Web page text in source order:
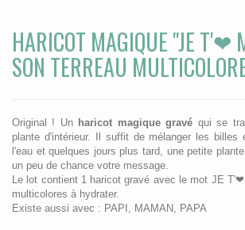
HARICOT MAGIQUE "JE T'❤
SON TERREAU
Original ! Un haricot magique gravé qui se
plante d'intérieur. Il suffit de mélanger les
l'eau et quelques jours plus tard, une petite
un peu de chance votre message.
Le lot contient 1 haricot gravé avec le mot JE
multicolores à hydrater.
Existe aussi avec : PAPI, MAMAN, PAPA